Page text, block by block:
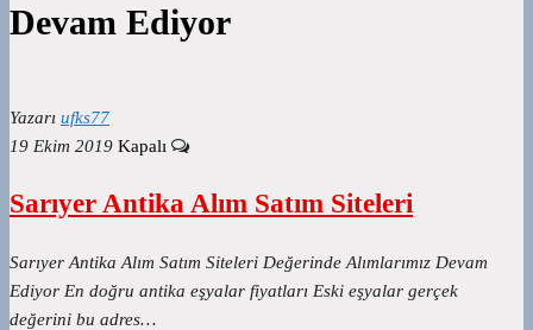
Devam Ediyor
Yazarı ufks77
19 Ekim 2019 Kapalı
Sarıyer Antika Alım Satım Siteleri
Sarıyer Antika Alım Satım Siteleri Değerinde Alımlarımız Devam
Ediyor En doğru antika eşyalar fiyatları Eski eşyalar gerçek
değerini bu adres…